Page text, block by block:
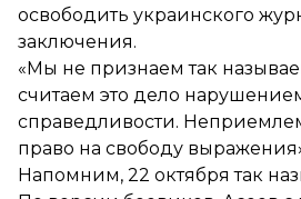
освободить украинского
заключения.
«Мы не признаем так
считаем это дело
справедливости.
право на свободу
Напомним, 22 октября так